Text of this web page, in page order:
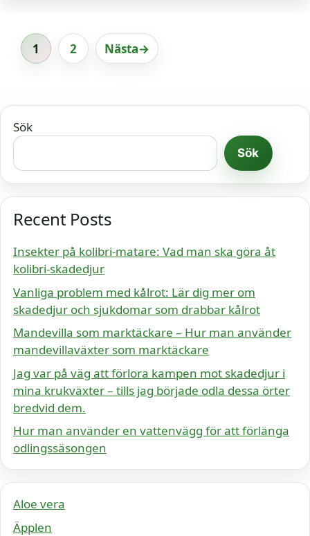
Sida
1 Sida
2 Nästa→
Sök
Sök
Recent Posts
Insekter på kolibri-matare: Vad man ska göra åt
kolibri-skadedjur
Vanliga problem med kålrot: Lär dig mer om
skadedjur och sjukdomar som drabbar kålrot
Mandevilla som marktäckare – Hur man använder
mandevillaväxter som marktäckare
Jag var på väg att förlora kampen mot skadedjur i
mina krukväxter – tills jag började odla dessa örter
bredvid dem.
Hur man använder en vattenvägg för att förlänga
odlingssäsongen
Aloe vera
Äpplen